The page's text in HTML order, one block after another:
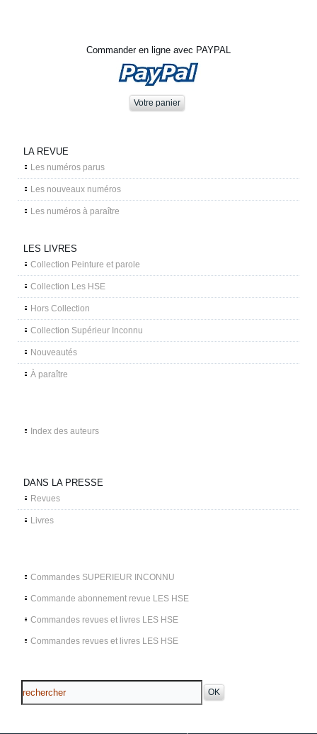
Commander en ligne avec PAYPAL
LA REVUE
Les numéros parus
Les nouveaux numéros
Les numéros à paraître
LES LIVRES
Collection Peinture et parole
Collection Les HSE
Hors Collection
Collection Supérieur Inconnu
Nouveautés
À paraître
Index des auteurs
DANS LA PRESSE
Revues
Livres
Commandes SUPERIEUR INCONNU
Commande abonnement revue LES HSE
Commandes revues et livres LES HSE
Commandes revues et livres LES HSE